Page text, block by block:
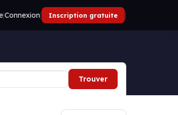
|Connexion| Inscription gratuite |
Trouver